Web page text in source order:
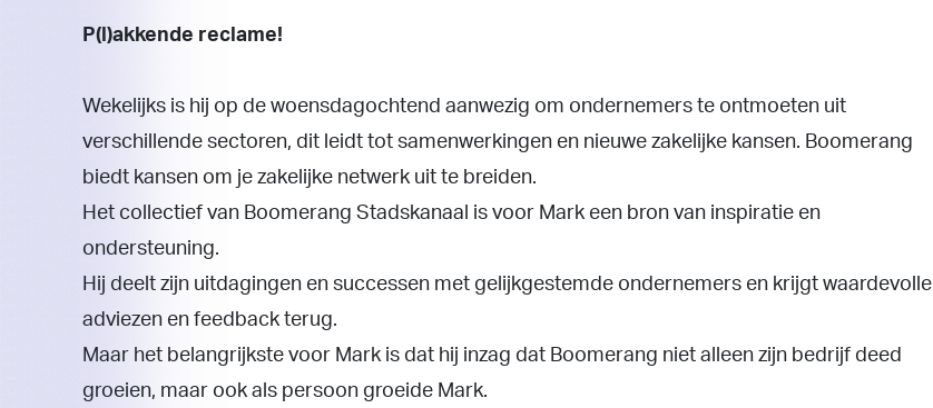
P(l)akkende reclame!
Wekelijks is hij op de woensdagochtend aanwezig om ondernemers te ontmoeten uit
verschillende sectoren, dit leidt tot samenwerkingen en nieuwe zakelijke kansen. Boomerang
biedt kansen om je​ zakelijke netwerk uit te breiden.
Het collectief van Boomerang Stadskanaal is voor Mark een bron van inspiratie en
ondersteuning.
Hij​ deelt zijn uitdagingen en successen met gelijkgestemde ondernemers en krijgt waardevolle
adviezen​ en feedback terug.
Maar het belangrijkste voor Mark is dat hij inzag dat Boomerang niet alleen zijn bedrijf deed
groeien,​ maar ook als persoon groeide Mark.